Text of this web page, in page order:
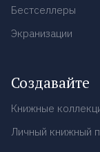
Бестселлеры
Экранизации
Создавайте
Книжные
Личный книжный